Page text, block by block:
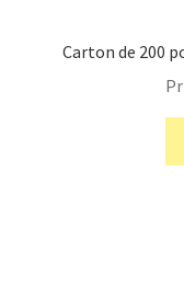
Carton de 200